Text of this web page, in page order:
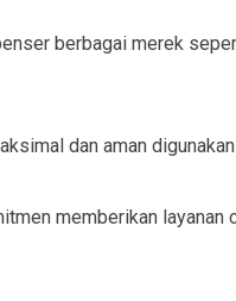
berbagai merek
dan aman
memberikan